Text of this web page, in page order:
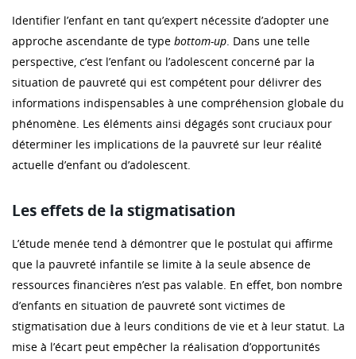
Identifier l’enfant en tant qu’expert nécessite d’adopter une
approche ascendante de type bottom-up. Dans une telle
perspective, c’est l’enfant ou l’adolescent concerné par la
situation de pauvreté qui est compétent pour délivrer des
informations indispensables à une compréhension globale du
phénomène. Les éléments ainsi dégagés sont cruciaux pour
déterminer les implications de la pauvreté sur leur réalité
actuelle d’enfant ou d’adolescent.
Les effets de la stigmatisation
L’étude menée tend à démontrer que le postulat qui affirme
que la pauvreté infantile se limite à la seule absence de
ressources financières n’est pas valable. En effet, bon nombre
d’enfants en situation de pauvreté sont victimes de
stigmatisation due à leurs conditions de vie et à leur statut. La
mise à l’écart peut empêcher la réalisation d’opportunités